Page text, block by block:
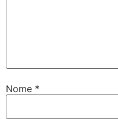
Nome *